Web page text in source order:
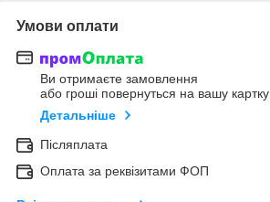
Умови оплати
Ви отримаєте замовлення
або гроші повернуться на вашу картку
Детальніше
Післяплата
Оплата за реквізитами ФОП